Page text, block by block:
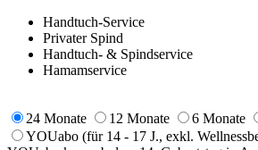
Handtuch-Service
Privater Spind
Handtuch- & Spindservice
Hamamservice
24 Monate 12 Monate 6 Monate
YOUabo (für 14 - 17 J., exkl.